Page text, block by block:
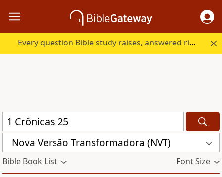
Every question Bible study raises, answered right here.
Nova Versão Transformadora (NVT)
Bible Book List Font Size